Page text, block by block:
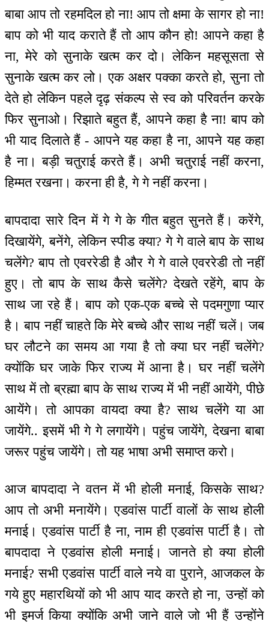
बाबा आप तो रहमदिल हो ना! आप तो क्षमा के सागर हो ना!
बाप को भी याद कराते हैं तो आप कौन हो! आपने कहा है
ना, मेरे को सुनाके खत्म कर दो। लेकिन महसूसता से
सुनाके खत्म कर लो। एक अक्षर पक्का करते हो, सुना तो
देते हो लेकिन पहले दृढ़ संकल्प से स्व को परिवर्तन करके
फिर सुनाओ। रिझाते बहुत हैं, आपने कहा है ना! बाप को
भी याद दिलाते हैं - आपने यह कहा है ना, आपने यह कहा
है ना। बड़ी चतुराई करते हैं। अभी चतुराई नहीं करना,
हिम्मत रखना। करना ही है, गे गे नहीं करना।
बापदादा सारे दिन में गे गे के गीत बहुत सुनते हैं। करेंगे,
दिखायेंगे, बनेंगे, लेकिन स्पीड क्या? गे गे वाले बाप के साथ
चलेंगे? बाप तो एवररेडी है और गे गे वाले एवररेडी तो नहीं
हुए। तो बाप के साथ कैसे चलेंगे? देखते रहेंगे, बाप के
साथ जा रहे हैं। बाप को एक-एक बच्चे से पदमगुणा प्यार
है। बाप नहीं चाहते कि मेरे बच्चे और साथ नहीं चलें। जब
घर लौटने का समय आ गया है तो क्या घर नहीं चलेंगे?
क्योंकि घर जाके फिर राज्य में आना है। घर नहीं चलेंगे
साथ में तो ब्रह्मा बाप के साथ राज्य में भी नहीं आयेंगे, पीछे
आयेंगे। तो आपका वायदा क्या है? साथ चलेंगे या आ
जायेंगे.. इसमें भी गे गे लगायेंगे। पहुंच जायेंगे, देखना बाबा
जरूर पहुंच जायेंगे। तो यह भाषा अभी समाप्त करो।
आज बापदादा ने वतन में भी होली मनाई, किसके साथ?
आप तो अभी मनायेंगे। एडवांस पार्टी वालों के साथ होली
मनाई। एडवांस पार्टी है ना, नाम ही एडवांस पार्टी है। तो
बापदादा ने एडवांस होली मनाई। जानते हो क्या होली
मनाई? सभी एडवांस पार्टी वाले नये वा पुराने, आजकल के
गये हुए महारथियों को भी आप याद करते हो ना, उन्हों को
भी इमर्ज किया क्योंकि अभी जाने वाले जो भी हैं उन्होंने